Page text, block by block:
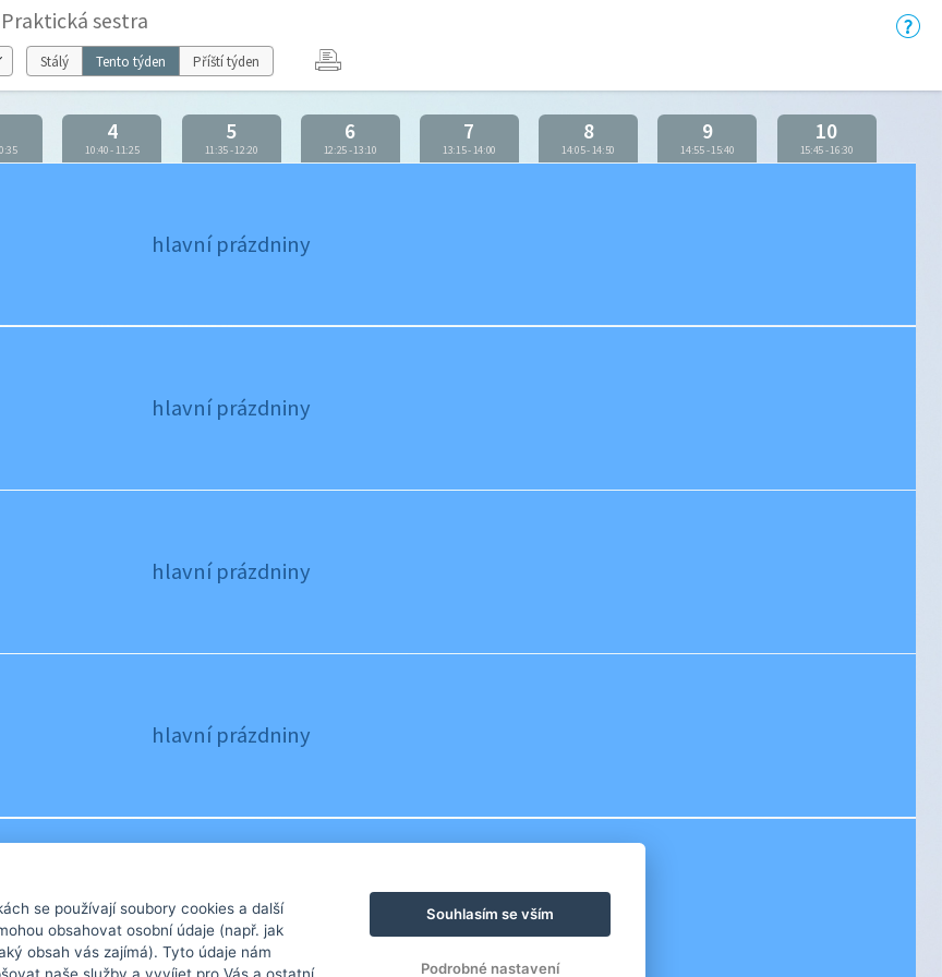
sestra
Stálý Tento týden Příští týden
4
10:40-11:25
5
11:35-12:20
6
12:25-13:10
7
13:15-14:00
8
14:05-14:50
9
14:55-15:40
10
15:45-16:30
hlavní prázdniny
hlavní prázdniny
hlavní prázdniny
hlavní prázdniny
hlavní prázdniny
se používají soubory cookies a další
obsahovat osobní údaje (např. jak
obsah vás zajímá). Tyto údaje nám
Souhlasím se vším
Podrobné nastavení